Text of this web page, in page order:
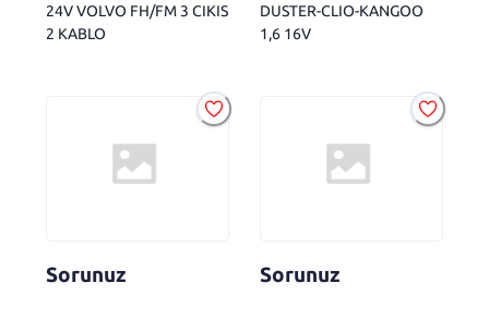
24V VOLVO FH/FM 3 CIKIS
2 KABLO
DUSTER-CLIO-KANGOO
1,6 16V
Sorunuz Sorunuz